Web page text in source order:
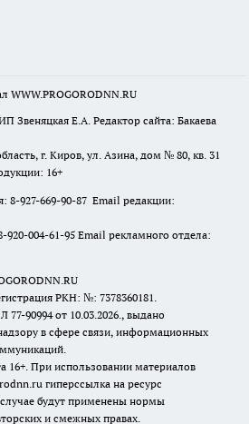
WWW.PROGORODNN.RU
Звеняцкая Е.А. Редактор сайта: Бакаева
г. Киров, ул. Азина, дом № 80, кв. 31
16+
8-927-669-90-87 Email редакции:
004-61-95 Email рекламного отдела:
РКН: №: 7378360181.
90994 от 10.03.2026., выдано
в сфере связи, информационных
16+. При использовании материалов
гиперссылка на ресурс
будут применены нормы
и смежных правах.